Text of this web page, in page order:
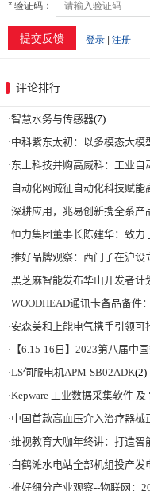
评论排行
·智慧水务与传感器(7)
·中科紫东太初：以多模态大
·东土科技并购高威科：工业自
· 自动化网诚征自动化科技赋能
·深耕应用，兆易创新携全系
·恒力集团董事长陈建华：致力于打造全球行业标杆，为
·推好品牌观察：西门子在沪设
·黑芝麻智能发布华山开发者计
·WOODHEAD通讯卡备品备件：
·安森美和上能电气携手引领可持续能源应用的发展 两
· 【6.15-16日】2023第八届中
·LS伺服电机APM-SB02ADK(2)
·Kepware 工业数据采集软件
·中国首款高血压介入治疗器械
·维视教育大咖年终讲：打造智
·白鹤滩水电站全部机组投产发电 世界最大清洁能源走廊全
·推好细分产业观察--物联网：2026年中国物联网市